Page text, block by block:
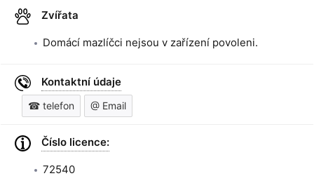
Zvířata
Domácí mazlíčci nejsou v zařízení povoleni.
Kontaktní údaje
☎ telefon @ Email
Číslo licence:
72540